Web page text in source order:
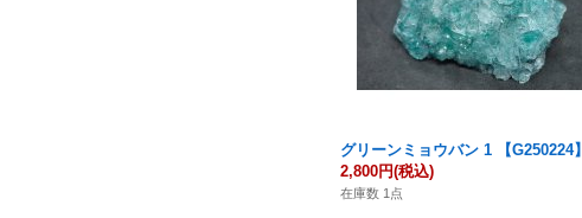
グリーンミョウバン 1 【G250224】
2,800円(税込)
在庫数 1点